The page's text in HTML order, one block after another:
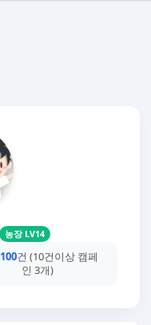
농장 LV14
100건 (10건이상 캠페
인 3개)